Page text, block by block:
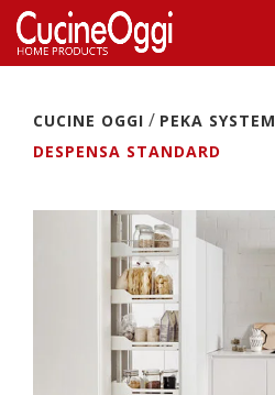
CUCINE OGGI / PEKA SYSTEM
DESPENSA STANDARD